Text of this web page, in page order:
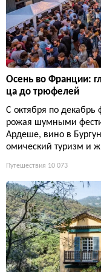
Осень во Франции:
ца до трюфелей
С октября по декабрь
рожая шумными
Ардеше, вино в
омический туризм и
Путешествия 10 073